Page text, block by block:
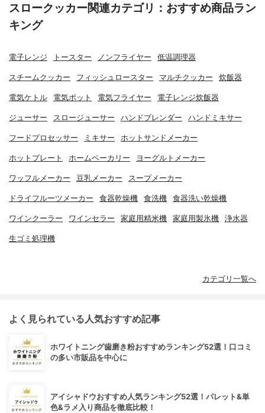
スロークッカー関連カテゴリ：おすすめ商品ラン
キング
電子レンジ トースター ノンフライヤー 低温調理器
スチームクッカー フィッシュロースター マルチクッカー 炊飯器
電気ケトル 電気ポット 電気フライヤー 電子レンジ炊飯器
ジューサー スロージューサー ハンドブレンダー ハンドミキサー
フードプロセッサー ミキサー ホットサンドメーカー
ホットプレート ホームベーカリー ヨーグルトメーカー
ワッフルメーカー 豆乳メーカー スープメーカー
ドライフルーツメーカー 食器乾燥機 食洗機 食器洗い乾燥機
ワインクーラー ワインセラー 家庭用精米機 家庭用製氷機 浄水器
生ゴミ処理機
カテゴリ一覧へ
よく見られている人気おすすめ記事
ホワイトニング歯磨き粉おすすめランキング52選！口コミ
の多い市販品を中心に
アイシャドウおすすめ人気ランキング52選！パレット&単
色&ラメ入り商品を徹底比較！